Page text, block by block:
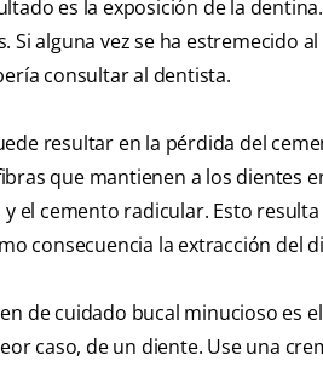
es la exposición de la
alguna vez se ha estremecido
consultar al dentista.
resultar en la pérdida del
que mantienen a los dientes
el cemento radicular. Esto
consecuencia la extracción del
de cuidado bucal minucioso es
caso, de un diente. Use una